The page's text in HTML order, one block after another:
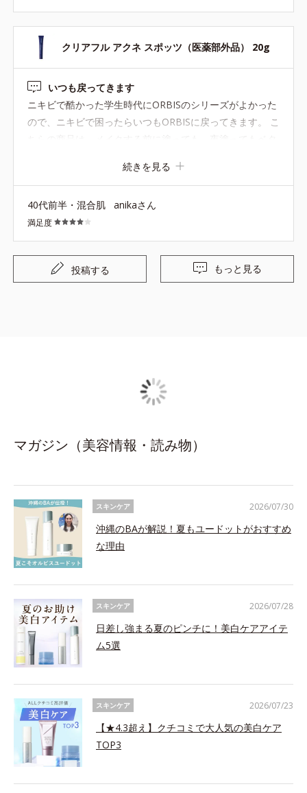
クリアフル アクネ スポッツ（医薬部外品） 20g
いつも戻ってきます
ニキビで酷かった学生時代にORBISのシリーズがよかった
ので、ニキビで困ったらいつもORBISに戻ってきます。 こ
続きを見る
40代前半・混合肌 anikaさん
満足度
投稿する もっと見る
マガジン（美容情報・読み物）
スキンケア
沖縄のBAが解説！夏もユードットがおすすめ
な理由
2026/07/30
スキンケア
日差し強まる夏のピンチに！美白ケアアイテ
ム5選
2026/07/28
スキンケア
【★4.3超え】クチコミで大人気の美白ケア
TOP3
2026/07/23